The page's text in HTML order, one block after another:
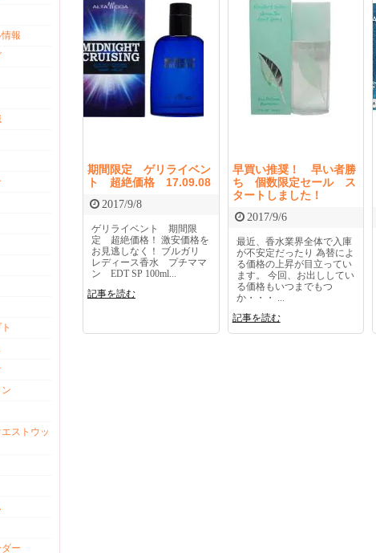
期間限定 ゲリライベン
ト 超絶価格 17.09.08
2017/9/8
ゲリライベント 期間限
定 超絶価格！ 激安価格を
お見逃しなく！ ブルガリ
レディース香水 プチママ
ン EDT SP 100ml...
記事を読む
早買い推奨！ 早い者勝
ち 個数限定セール ス
タートしました！
2017/9/6
最近、香水業界全体で入庫
が不安定だったり 為替によ
る価格の上昇が目立ってい
ます。 今回、お出ししてい
る価格もいつまでもつ
か・・・ ...
記事を読む
報
ストウッ
ー